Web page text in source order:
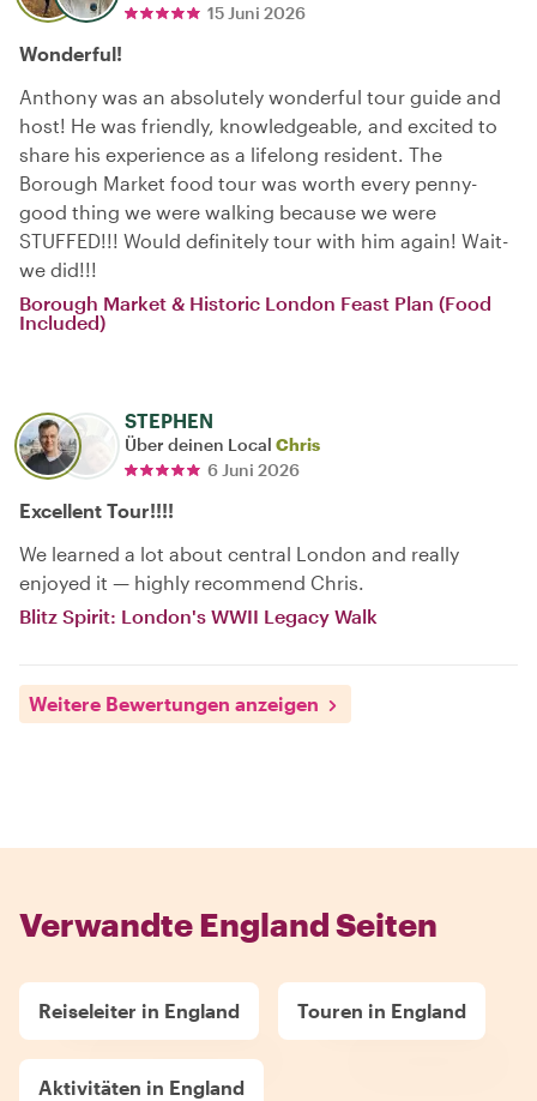
15 Juni 2026
Wonderful!
Anthony was an absolutely wonderful tour guide and
host! He was friendly, knowledgeable, and excited to
share his experience as a lifelong resident. The
Borough Market food tour was worth every penny-
good thing we were walking because we were
STUFFED!!! Would definitely tour with him again! Wait-
we did!!!
Borough Market & Historic London Feast Plan (Food
Included)
STEPHEN
Über deinen Local Chris
6 Juni 2026
Excellent Tour!!!!
We learned a lot about central London and really
enjoyed it — highly recommend Chris.
Blitz Spirit: London's WWII Legacy Walk
Weitere Bewertungen anzeigen
Verwandte England Seiten
Reiseleiter in England Touren in England
Aktivitäten in England